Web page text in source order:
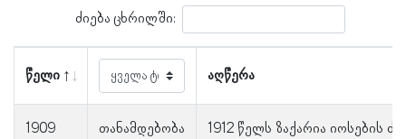
ძიება ცხრილში:
წელი აღწერა
1909 თანამდებობა
1912 წელს ზაქარია იოსების